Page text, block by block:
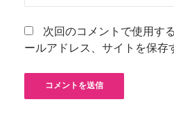
次回のコメントで使用す
ールアドレス、サイトを保存